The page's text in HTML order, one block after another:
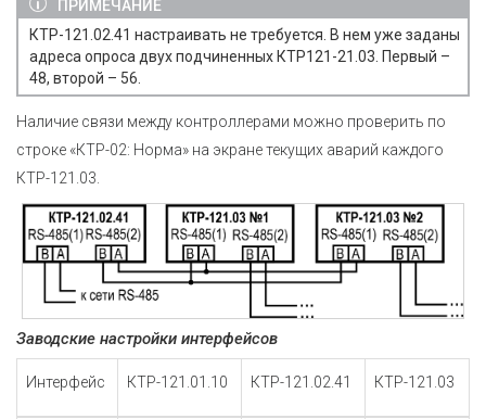
ПРИМЕЧАНИЕ
КТР-121.02.41 настраивать не требуется. В нем уже заданы
адреса опроса двух подчиненных КТР121-21.03. Первый –
48, второй – 56.
Наличие связи между контроллерами можно проверить по
строке «КТР-02: Норма» на экране текущих аварий каждого
КТР-121.03.
Заводские настройки интерфейсов
Интерфейс КТР-121.01.10 КТР-121.02.41 КТР-121.03